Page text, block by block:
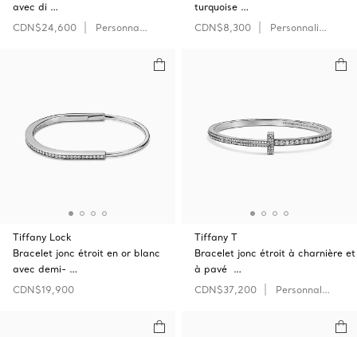
avec di …
CDN$24,600
Personnaliser
turquoise …
CDN$8,300
Personnaliser
Tiffany Lock
Bracelet jonc étroit en or blanc
avec demi- …
CDN$19,900
Tiffany T
Bracelet jonc étroit à charnière et
à pavé …
CDN$37,200
Personnaliser